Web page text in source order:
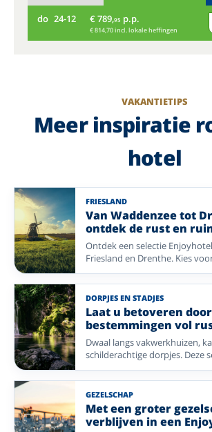
do 24-12 € 789,95 p.p.
€ 814,70 incl. lokale heffingen
VAKANTIETIPS
Meer inspiratie
hotel
FRIESLAND
Van Waddenzee tot
ontdek de rust en
Noord-Nederland met
Ontdek een selectie
Friesland en Drenthe. Kies
meren, Waddeneilanden,
bos en heide.
DORPJES EN STADJES
Laat u betoveren
bestemmingen vol
Dwaal langs vakwerkhuizen,
schilderachtige dorpjes. Deze
Enjoyhotels brengt u naar de
streken in Nederland.
GEZELSCHAP
Met een groter
verblijven in een